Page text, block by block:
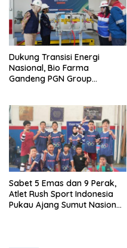
Dukung Transisi Energi
Nasional, Bio Farma
Gandeng PGN Group
Sabet 5 Emas dan 9 Perak,
Atlet Rush Sport Indonesia
Pukau Ajang Sumut Nasional